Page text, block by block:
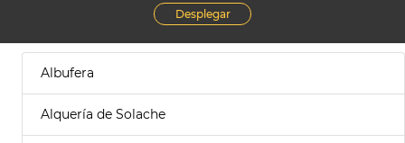
Desplegar
Albufera
Alquería de Solache